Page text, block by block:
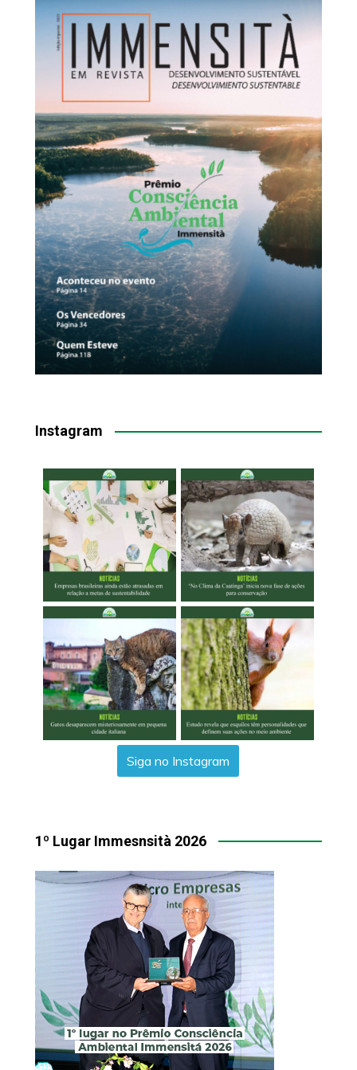
Instagram
Siga no Instagram
1º Lugar Immesnsità 2026